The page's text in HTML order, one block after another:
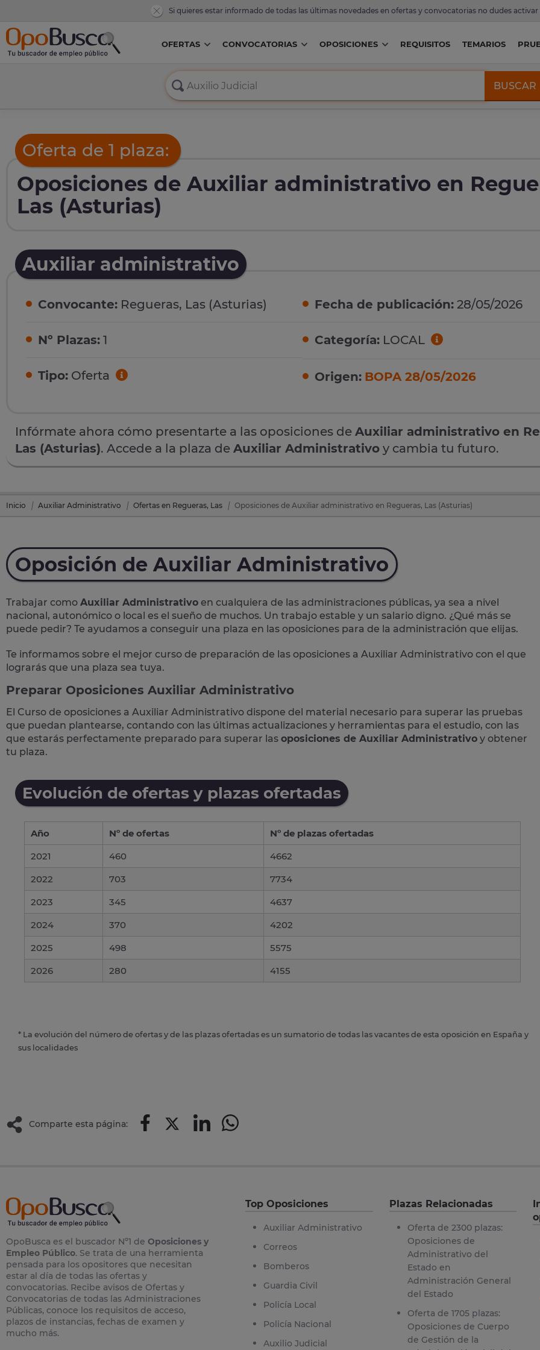
Si quieres estar informado de todas las últimas novedades en ofertas y convocatorias no dudes activar
OFERTAS CONVOCATORIAS OPOSICIONES REQUISITOS TEMARIOS
BUSCAR
Oferta de 1 plaza:
Oposiciones de Auxiliar administrativo en
Las (Asturias)
Auxiliar administrativo
Convocante: Regueras, Las (Asturias)
Nº Plazas: 1
Tipo: Oferta
Fecha de publicación: 28/05/2026
Categoría: LOCAL
Origen: BOPA 28/05/2026
Infórmate ahora cómo presentarte a las oposiciones de Auxiliar administrativo en
Las (Asturias). Accede a la plaza de Auxiliar Administrativo y cambia tu futuro.
Inicio Auxiliar Administrativo Ofertas en Regueras, Las Oposiciones de Auxiliar administrativo en Regueras, Las (Asturias)
Oposición de Auxiliar Administrativo
Trabajar como Auxiliar Administrativo en cualquiera de las administraciones públicas, ya sea a nivel
nacional, autonómico o local es el sueño de muchos. Un trabajo estable y un salario digno. ¿Qué más se
puede pedir? Te ayudamos a conseguir una plaza en las oposiciones para de la administración que elijas.
Te informamos sobre el mejor curso de preparación de las oposiciones a Auxiliar Administrativo con el que
lograrás que una plaza sea tuya.
Preparar Oposiciones Auxiliar Administrativo
El Curso de oposiciones a Auxiliar Administrativo dispone del material necesario para superar las pruebas
que puedan plantearse, contando con las últimas actualizaciones y herramientas para el estudio, con las
que estarás perfectamente preparado para superar las oposiciones de Auxiliar Administrativo y obtener
tu plaza.
Evolución de ofertas y plazas ofertadas
Año Nº de ofertas
Nº de plazas ofertadas
2021
460
4662
2022
703
7734
2023
345
4637
2024
370
4202
2025
498
5575
2026
280 4155
* La evolución del número de ofertas y de las plazas ofertadas es un sumatorio de todas las vacantes de esta oposición en España y
sus localidades
Comparte esta página:
OpoBusca es el buscador Nº1 de Oposiciones y
Empleo Público. Se trata de una herramienta
pensada para los opositores que necesitan
estar al día de todas las ofertas y
convocatorias. Recibe avisos de Ofertas y
Convocatorias de todas las Administraciones
Públicas, conoce los requisitos de acceso,
plazos de instancias, fechas de examen y
mucho más.
Top Oposiciones
Auxiliar Administrativo
Correos
Bomberos
Guardia Civil
Policía Local
Policía Nacional
Auxilio Judicial
Plazas Relacionadas
Oferta de 2300 plazas:
Oposiciones de
Administrativo del
Estado en
Administración General
del Estado
Oferta de 1705 plazas:
Oposiciones de Cuerpo
de Gestión de la